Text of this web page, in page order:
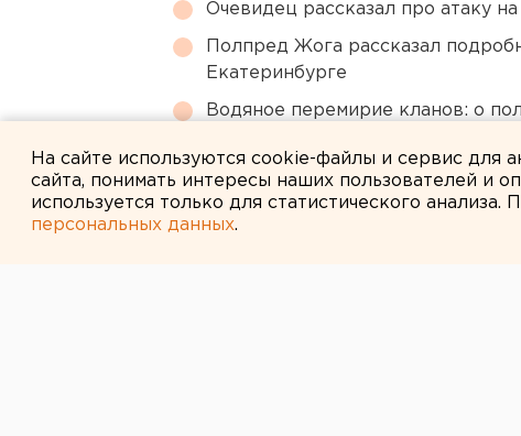
Очевидец рассказал про атаку
Полпред Жога рассказал
Екатеринбурге
Водяное перемирие кланов: о
На сайте используются cookie-файлы и сервис для
сайта, понимать интересы наших пользователей и
используется только для статистического
персональных данных.